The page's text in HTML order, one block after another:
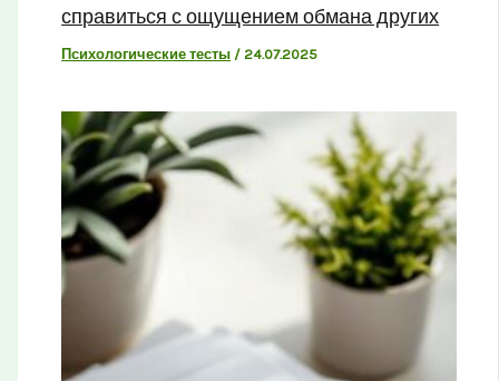
справиться с ощущением обмана других
Психологические тесты /24.07.2025